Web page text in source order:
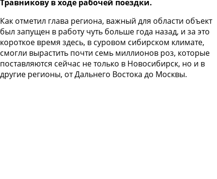
Травникову в ходе рабочей поездки.
Как отметил глава региона, важный для области объект
был запущен в работу чуть больше года назад, и за это
короткое время здесь, в суровом сибирском климате,
смогли вырастить почти семь миллионов роз, которые
поставляются сейчас не только в Новосибирск, но и в
другие регионы, от Дальнего Востока до Москвы.